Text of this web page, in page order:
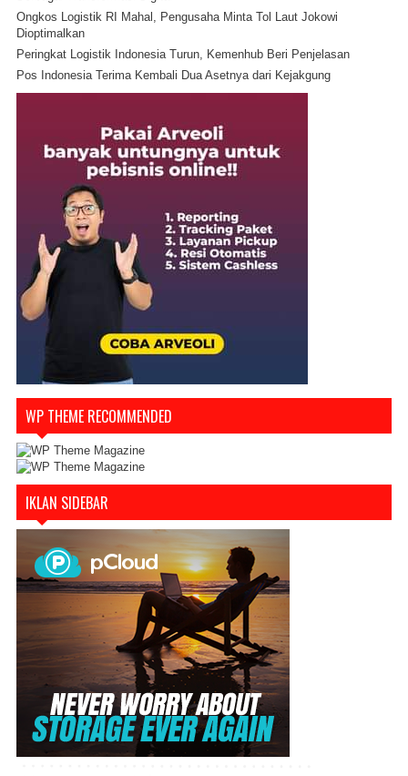
Ongkos Logistik RI Mahal, Pengusaha Minta Tol Laut Jokowi
Dioptimalkan
Peringkat Logistik Indonesia Turun, Kemenhub Beri Penjelasan
Pos Indonesia Terima Kembali Dua Asetnya dari Kejakgung
WP THEME RECOMMENDED
IKLAN SIDEBAR